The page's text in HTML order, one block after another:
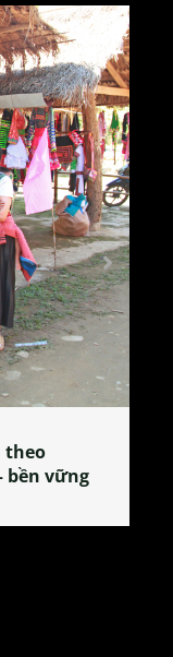
lan